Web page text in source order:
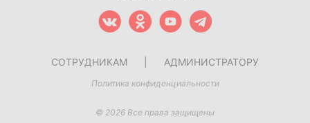
СОТРУДНИКАМ АДМИНИСТРАТОРУ
Политика конфиденциальности
© 2026 Все права защищены